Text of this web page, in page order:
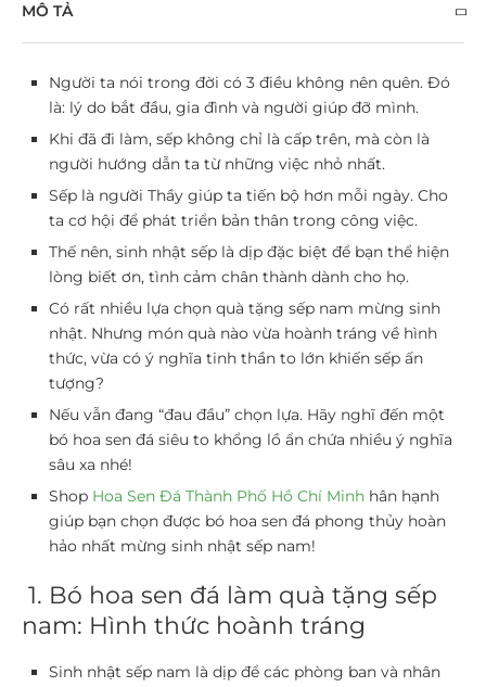
MÔ TẢ
Người ta nói trong đời có 3 điều không nên quên. Đó
là: lý do bắt đầu, gia đình và người giúp đỡ mình.
Khi đã đi làm, sếp không chỉ là cấp trên, mà còn là
người hướng dẫn ta từ những việc nhỏ nhất.
Sếp là người Thầy giúp ta tiến bộ hơn mỗi ngày. Cho
ta cơ hội để phát triển bản thân trong công việc.
Thế nên, sinh nhật sếp là dịp đặc biệt để bạn thể hiện
lòng biết ơn, tình cảm chân thành dành cho họ.
Có rất nhiều lựa chọn quà tặng sếp nam mừng sinh
nhật. Nhưng món quà nào vừa hoành tráng về hình
thức, vừa có ý nghĩa tinh thần to lớn khiến sếp ấn
tượng?
Nếu vẫn đang “đau đầu” chọn lựa. Hãy nghĩ đến một
bó hoa sen đá siêu to khổng lồ ẩn chứa nhiều ý nghĩa
sâu xa nhé!
Shop Hoa Sen Đá Thành Phố Hồ Chí Minh hân hạnh
giúp bạn chọn được bó hoa sen đá phong thủy hoàn
hảo nhất mừng sinh nhật sếp nam!
1. Bó hoa sen đá làm quà tặng sếp
nam: Hình thức hoành tráng
Sinh nhật sếp nam là dịp để các phòng ban và nhân